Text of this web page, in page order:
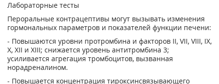
Лабораторные тесты
Пероральные контрацептивы могут вызывать изменения
гормональных параметров и показателей функции печени:
- Повышаются уровни протромбина и факторов II, VII, VIII, IX,
X, XII и XIII; снижается уровень антитромбина 3;
усиливается агрегация тромбоцитов, вызванная
норадреналином.
- Повышается концентрация тироксинсвязывающего